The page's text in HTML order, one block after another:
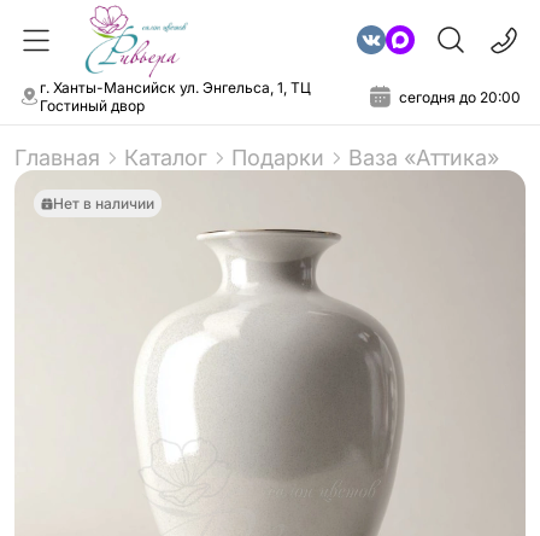
г. Ханты-Мансийск ул. Энгельса, 1, ТЦ
Гостиный двор
сегодня до 20:00
Главная Каталог Подарки Ваза «Аттика»
Нет в наличии